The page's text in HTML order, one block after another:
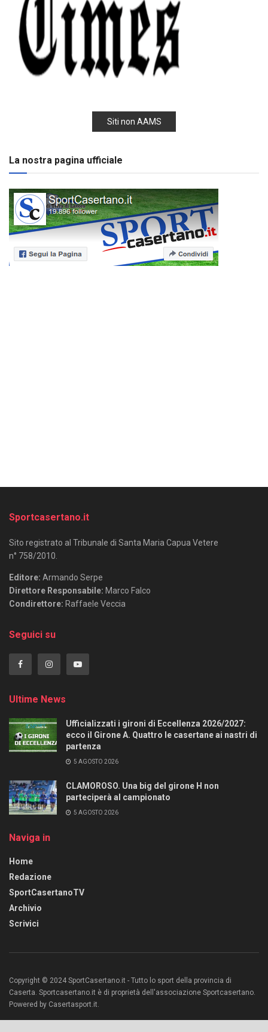
Siti non AAMS
La nostra pagina ufficiale
Sportcasertano.it
Sito registrato al Tribunale di Santa Maria Capua Vetere
n° 758/2010.
Editore: Armando Serpe
Direttore Responsabile: Marco Falco
Condirettore: Raffaele Veccia
Seguici su
Ultime News
Ufficializzati i gironi di Eccellenza 2026/2027:
ecco il Girone A. Quattro le casertane ai nastri di
partenza
5 AGOSTO 2026
CLAMOROSO. Una big del girone H non
parteciperà al campionato
5 AGOSTO 2026
Naviga in
Home
Redazione
SportCasertanoTV
Archivio
Scrivici
Copyright © 2024 SportCasertano.it - Tutto lo sport della provincia di
Caserta. Sportcasertano.it è di proprietà dell'associazione Sportcasertano.
Powered by Casertasport.it.